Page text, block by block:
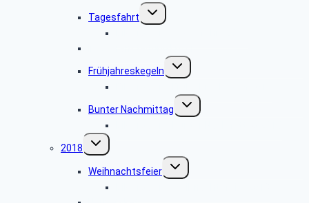
Tagesfahrt
Untermenü
umschalten
Frühjahreskegeln
Untermenü
umschalten
Bunter Nachmittag
Untermenü
umschalten
2018
Untermenü
umschalten
Weihnachtsfeier
Untermenü
umschalten